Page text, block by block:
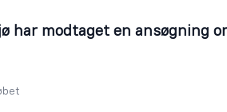
har modtaget en ansøgning